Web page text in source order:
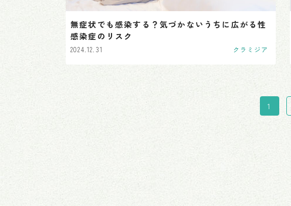
無症状でも感染する？気づかないうちに広がる性
感染症のリスク
2024.12.31 クラミジア
1